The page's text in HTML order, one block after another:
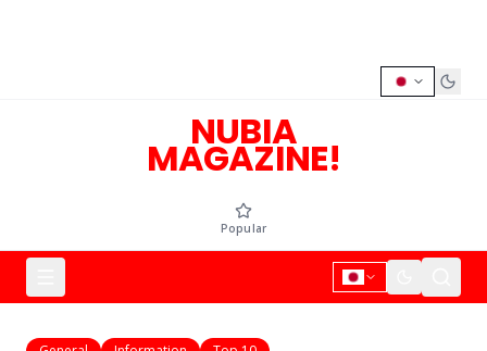
NUBIA
MAGAZINE!
Popular